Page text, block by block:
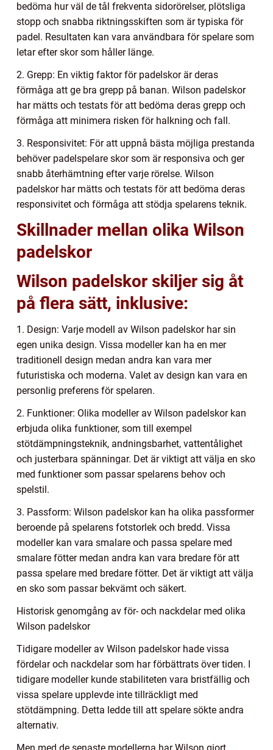
bedöma hur väl de tål frekventa sidorörelser, plötsliga
stopp och snabba riktningsskiften som är typiska för
padel. Resultaten kan vara användbara för spelare som
letar efter skor som håller länge.
2. Grepp: En viktig faktor för padelskor är deras
förmåga att ge bra grepp på banan. Wilson padelskor
har mätts och testats för att bedöma deras grepp och
förmåga att minimera risken för halkning och fall.
3. Responsivitet: För att uppnå bästa möjliga prestanda
behöver padelspelare skor som är responsiva och ger
snabb återhämtning efter varje rörelse. Wilson
padelskor har mätts och testats för att bedöma deras
responsivitet och förmåga att stödja spelarens teknik.
Skillnader mellan olika Wilson
padelskor
Wilson padelskor skiljer sig åt
på flera sätt, inklusive:
1. Design: Varje modell av Wilson padelskor har sin
egen unika design. Vissa modeller kan ha en mer
traditionell design medan andra kan vara mer
futuristiska och moderna. Valet av design kan vara en
personlig preferens för spelaren.
2. Funktioner: Olika modeller av Wilson padelskor kan
erbjuda olika funktioner, som till exempel
stötdämpningsteknik, andningsbarhet, vattentålighet
och justerbara spänningar. Det är viktigt att välja en sko
med funktioner som passar spelarens behov och
spelstil.
3. Passform: Wilson padelskor kan ha olika passformer
beroende på spelarens fotstorlek och bredd. Vissa
modeller kan vara smalare och passa spelare med
smalare fötter medan andra kan vara bredare för att
passa spelare med bredare fötter. Det är viktigt att välja
en sko som passar bekvämt och säkert.
Historisk genomgång av för- och nackdelar med olika
Wilson padelskor
Tidigare modeller av Wilson padelskor hade vissa
fördelar och nackdelar som har förbättrats över tiden. I
tidigare modeller kunde stabiliteten vara bristfällig och
vissa spelare upplevde inte tillräckligt med
stötdämpning. Detta ledde till att spelare sökte andra
alternativ.